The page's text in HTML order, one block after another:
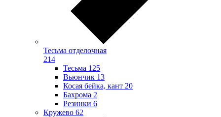
Тесьма отделочная
214
Тесьма 125
Вьюнчик 13
Косая бейка, кант 20
Бахрома 2
Резинки 6
Кружево 62